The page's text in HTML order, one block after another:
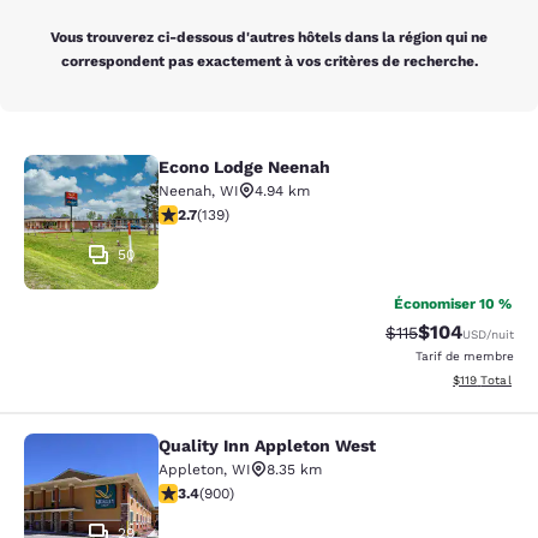
Vous trouverez ci-dessous d'autres hôtels dans la région qui ne
correspondent pas exactement à vos critères de recherche.
Econo Lodge Neenah
50
Econo Lodge Neenah
Neenah, WI
4.94 km
2.68 étoiles. Moyen. 139 commentaires
2.7(139)
Économiser 10 %
Tarif barré :
$115Tarif réduit :
$104USD/nuit
Tarif de membre
Afficher les
$119 Total
Quality Inn Appleton West
29
Quality Inn Appleton West
Appleton, WI
8.35 km
3.41 étoiles. Bien. 900 commentaires
3.4(900)